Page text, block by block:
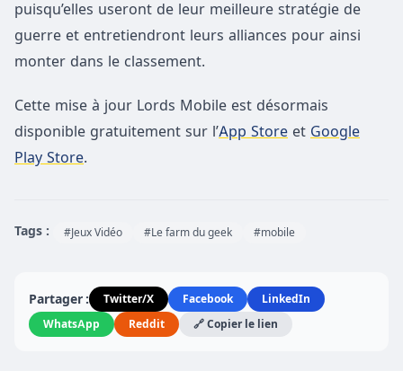
puisqu’elles useront de leur meilleure stratégie de
guerre et entretiendront leurs alliances pour ainsi
monter dans le classement.
Cette mise à jour Lords Mobile est désormais
disponible gratuitement sur l’App Store et Google
Play Store.
Tags : #Jeux Vidéo #Le farm du geek #mobile
Partager : Twitter/X Facebook
LinkedIn
WhatsApp
Reddit 🔗 Copier le lien